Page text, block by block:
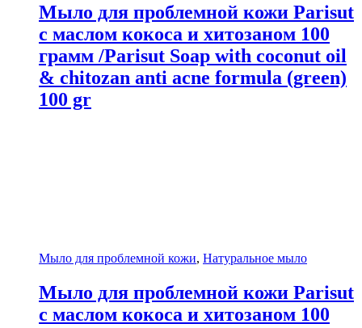
Мыло для проблемной кожи Parisut
с маслом кокоса и хитозаном 100
грамм /Parisut Soap with coconut oil
& chitozan anti acne formula (green)
100 gr
Мыло для проблемной кожи, Натуральное мыло
Мыло для проблемной кожи Parisut
с маслом кокоса и хитозаном 100